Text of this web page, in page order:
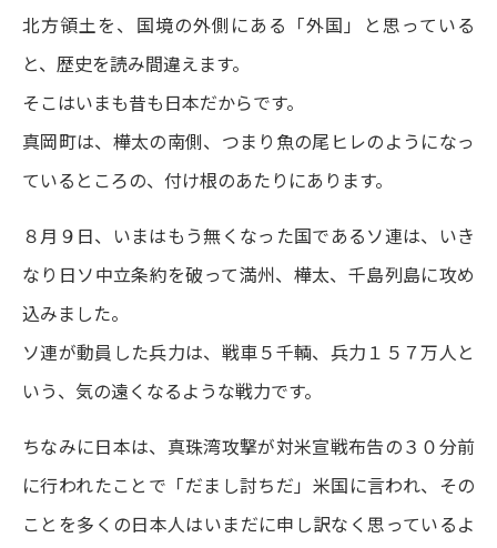
北方領土を、国境の外側にある「外国」と思っている
と、歴史を読み間違えます。
そこはいまも昔も日本だからです。
真岡町は、樺太の南側、つまり魚の尾ヒレのようになっ
ているところの、付け根のあたりにあります。
８月９日、いまはもう無くなった国であるソ連は、いき
なり日ソ中立条約を破って満州、樺太、千島列島に攻め
込みました。
ソ連が動員した兵力は、戦車５千輌、兵力１５７万人と
いう、気の遠くなるような戦力です。
ちなみに日本は、真珠湾攻撃が対米宣戦布告の３０分前
に行われたことで「だまし討ちだ」米国に言われ、その
ことを多くの日本人はいまだに申し訳なく思っているよ